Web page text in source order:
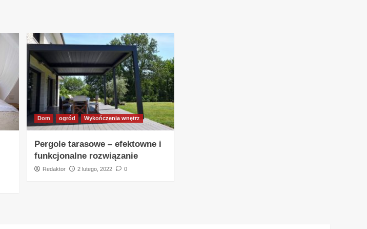
Dom ogród Wykończenia wnętrz
Pergole tarasowe – efektowne i
funkcjonalne rozwiązanie
Redaktor 2 lutego, 2022 0